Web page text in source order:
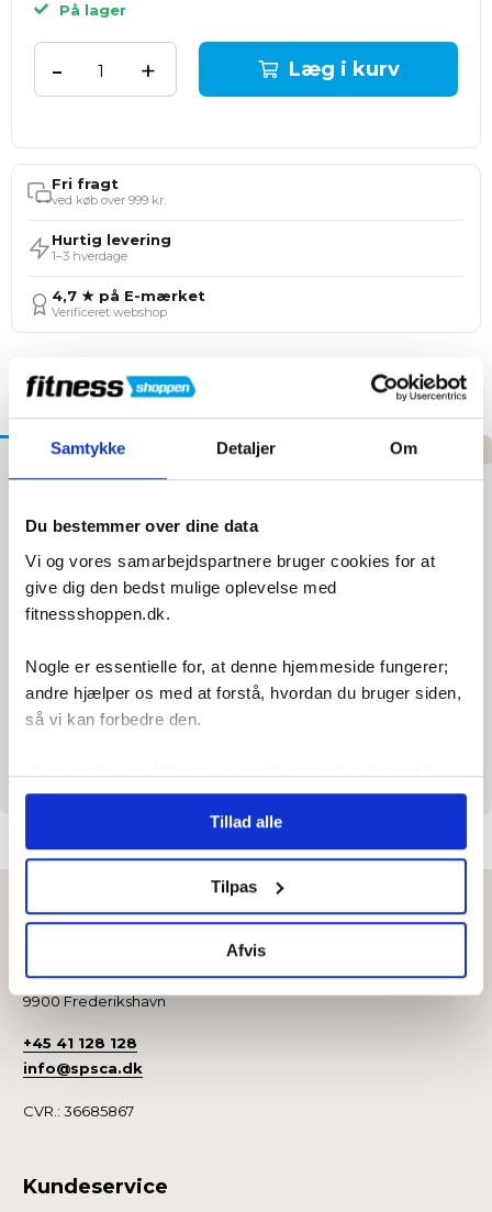
Samtykke Detaljer Om
Du bestemmer over dine data
Vi og vores samarbejdspartnere bruger cookies for at
give dig den bedst mulige oplevelse med
fitnessshoppen.dk.
Nogle er essentielle for, at denne hjemmeside fungerer;
andre hjælper os med at forstå, hvordan du bruger siden,
så vi kan forbedre den.
Vi anvender også første- og tredjepartsteknologier til
marketing formål. Klik på “Tillad alle” for at fortsætte som
angivet, eller klik på “Tilpas” for at vælge, hvilke typer
cookies du vil acceptere.
Tillad alle
Tilpas
Afvis
På lager
+
- Læg i kurv
Fri fragt
ved køb over 999 kr.
Hurtig levering
1–3 hverdage
4,7 ★ på E-mærket
Verificeret webshop
Tilføj til Ønskeskyen
Beskrivelse Specifikationer Anmeldelser
velfungerende træningsområde afgørende, især for
kettlebells. Øg sikkerheden og brugervenligheden med det
praktiske Tunturi Kettlebell Rack.
🌟 Ideel til ryddelig opbevaring af kettlebells.
🏋️‍♂️ Luksuriøst, robust og professionelt design.
🏡 Velegnet til både hjemmebrug og træningscentre.
Tunturi!
Kontakt
Niels Bohrs Vej 2
9900 Frederikshavn
+45 41 128 128
info@spsca.dk
CVR.: 36685867
Kundeservice